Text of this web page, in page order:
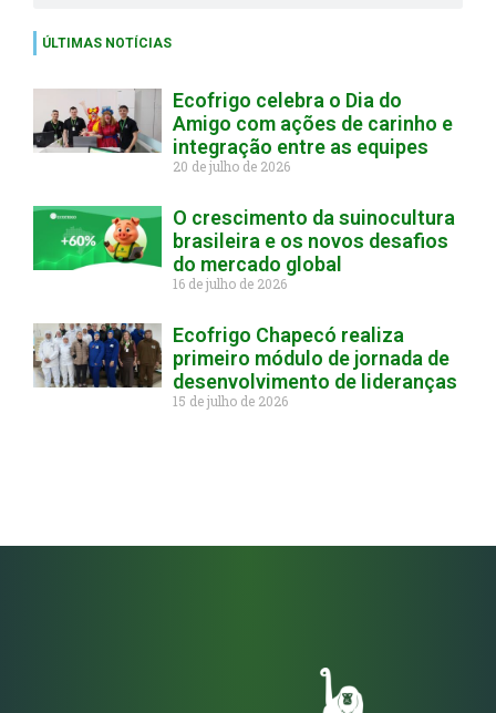
ÚLTIMAS NOTÍCIAS
Ecofrigo celebra o Dia do
Amigo com ações de carinho e
integração entre as equipes
20 de julho de 2026
O crescimento da suinocultura
brasileira e os novos desafios
do mercado global
16 de julho de 2026
Ecofrigo Chapecó realiza
primeiro módulo de jornada de
desenvolvimento de lideranças
15 de julho de 2026